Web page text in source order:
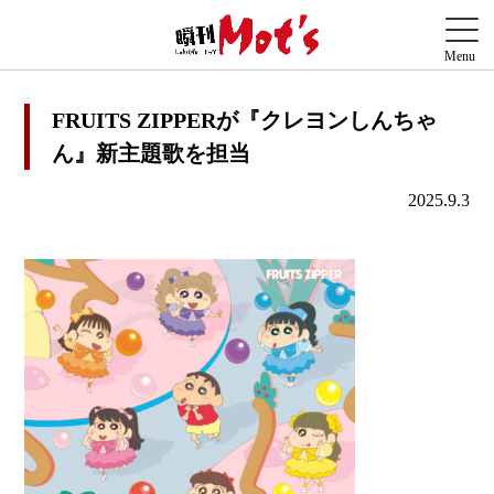
FRUITS ZIPPERが『クレヨンしんちゃ
ん』新主題歌を担当
2025.9.3